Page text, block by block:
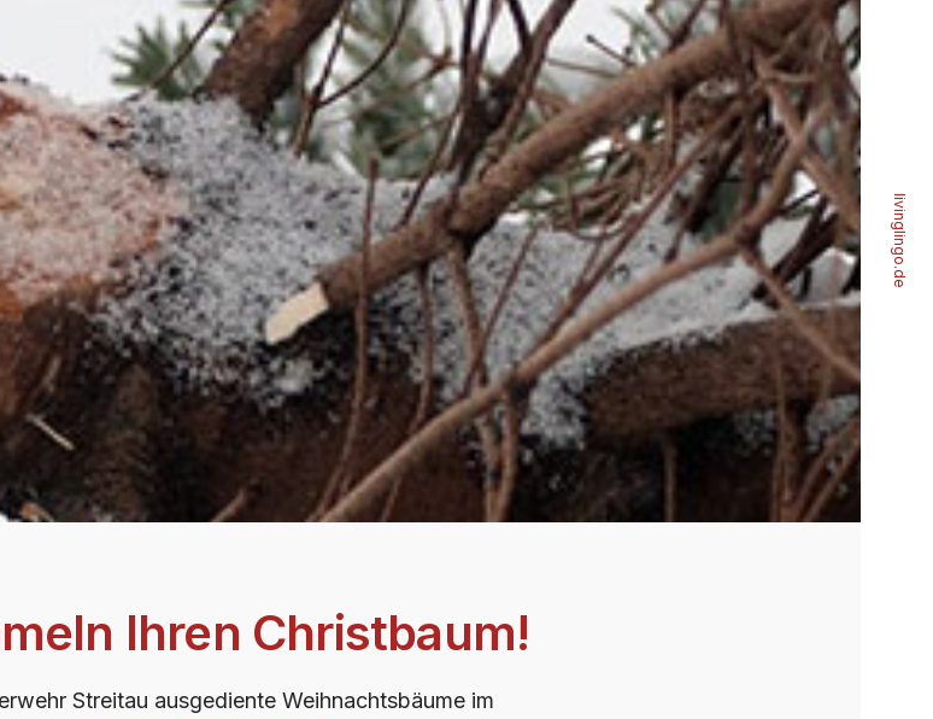
livinglingo.de
Ihren Christbaum!
Streitau ausgediente Weihnachtsbäume im